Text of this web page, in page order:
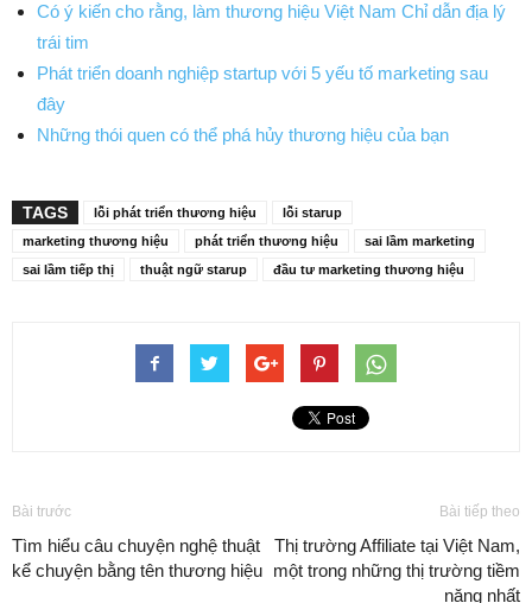
Có ý kiến cho rằng, làm thương hiệu Việt Nam Chỉ dẫn địa lý
trái tim
Phát triển doanh nghiệp startup với 5 yếu tố marketing sau
đây
Những thói quen có thể phá hủy thương hiệu của bạn
TAGS lỗi phát triển thương hiệu
lỗi starup
marketing thương hiệu
phát triển thương hiệu
sai lầm marketing
sai lầm tiếp thị
thuật ngữ starup đầu tư marketing thương hiệu
Bài trước
Tìm hiểu câu chuyện nghệ thuật
kể chuyện bằng tên thương hiệu
Bài tiếp theo
Thị trường Affiliate tại Việt Nam,
một trong những thị trường tiềm
năng nhất